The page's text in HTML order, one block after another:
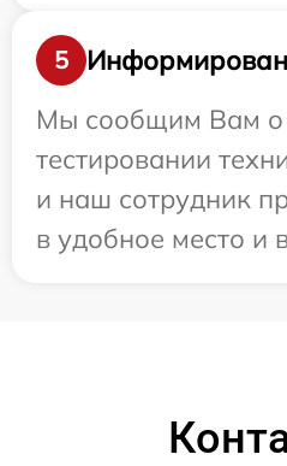
5
Мы сообщим Вам о
тестировании
и наш сотрудник
в удобное место и